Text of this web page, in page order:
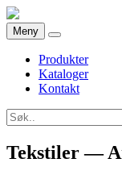
Meny
Produkter
Kataloger
Kontakt
Tekstiler —